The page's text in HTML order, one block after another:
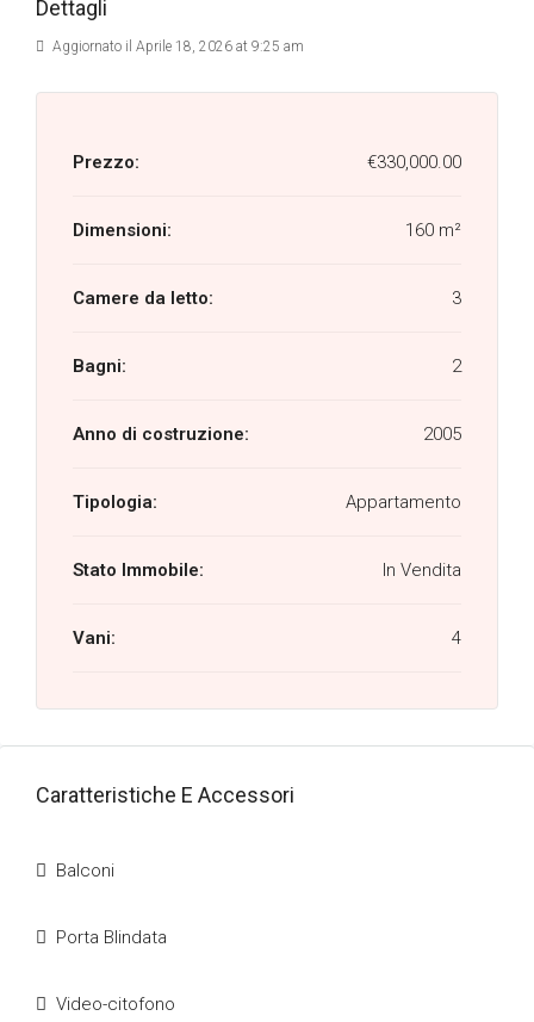
Dettagli
Aggiornato il Aprile 18, 2026 at 9:25 am
Prezzo: €330,000.00
Dimensioni: 160 m²
Camere da letto: 3
Bagni: 2
Anno di costruzione: 2005
Tipologia: Appartamento
Stato Immobile: In Vendita
Vani: 4
Caratteristiche E Accessori
Balconi
Porta Blindata
Video-citofono